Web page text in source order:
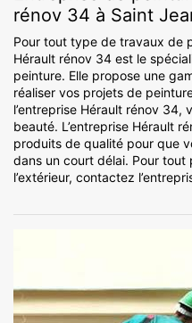
rénov 34 à Saint
Pour tout type de travaux de
Hérault rénov 34 est le
peinture. Elle propose une
réaliser vos projets de
l’entreprise Hérault rénov 34,
beauté. L’entreprise Hérault
produits de qualité pour que
dans un court délai. Pour
l’extérieur, contactez